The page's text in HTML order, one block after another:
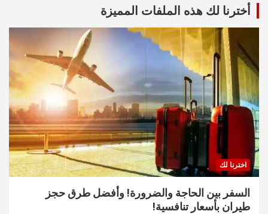
أخترنا لك هذه الملفات المميزة
اخترنا لك
السفر بين الحاجة والضرورة! وأفضل طرق حجز
طيران بأسعار تنافسية!